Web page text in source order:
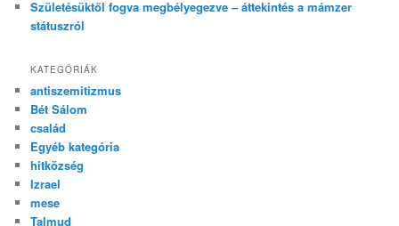
Születésüktől fogva megbélyegezve – áttekintés a mámzer
státuszról
KATEGÓRIÁK
antiszemitizmus
Bét Sálom
család
Egyéb kategória
hitközség
Izrael
mese
Talmud